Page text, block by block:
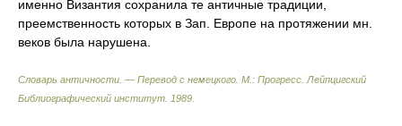
именно Византия сохранила те античные традиции,
преемственность которых в Зап. Европе на протяжении мн.
веков была нарушена.
Словарь античности. — Перевод с немецкого. М.: Прогресс Лейпцигский
Библиографический институт 1989